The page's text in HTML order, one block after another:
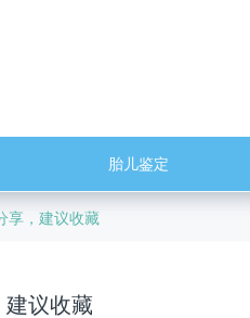
胎儿鉴定
享，建议收藏
建议收藏